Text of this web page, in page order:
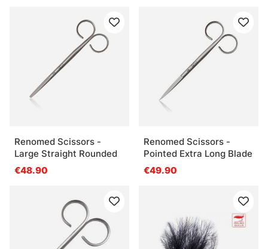
Renomed Scissors -
Large Straight Rounded
€48.90
Renomed Scissors -
Pointed Extra Long Blade
€49.90